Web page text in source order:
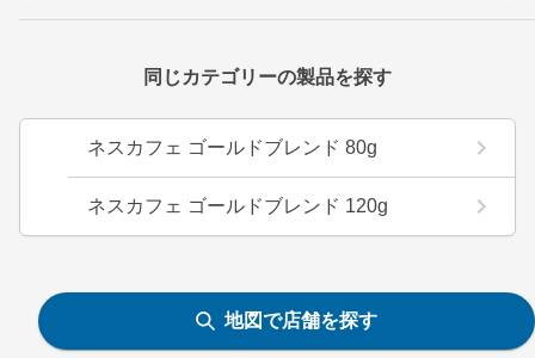
同じカテゴリーの製品を探す
ネスカフェ ゴールドブレンド 80g
ネスカフェ ゴールドブレンド 120g
地図で店舗を探す